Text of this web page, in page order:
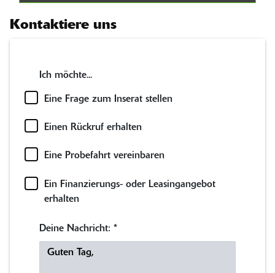
Kontaktiere uns
Ich möchte...
Eine Frage zum Inserat stellen
Einen Rückruf erhalten
Eine Probefahrt vereinbaren
Ein Finanzierungs- oder Leasingangebot
erhalten
Deine Nachricht: *